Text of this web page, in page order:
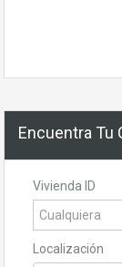
Encuentra Tu
Vivienda ID
Localización